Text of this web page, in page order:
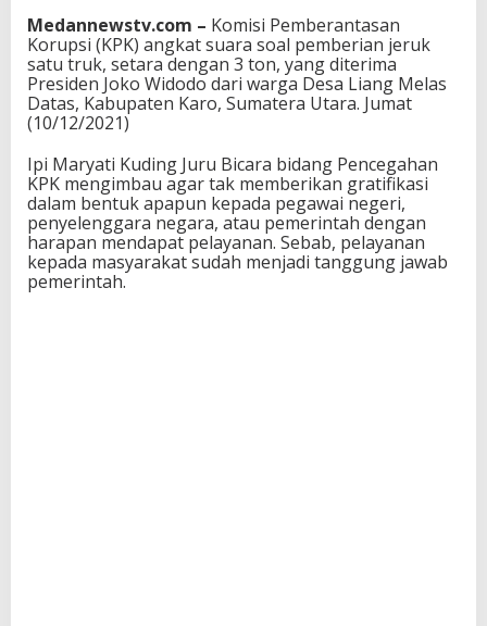
Medannewstv.com – Komisi Pemberantasan
Korupsi (KPK) angkat suara soal pemberian jeruk
satu truk, setara dengan 3 ton, yang diterima
Presiden Joko Widodo dari warga Desa Liang Melas
Datas, Kabupaten Karo, Sumatera Utara. Jumat
(10/12/2021)
Ipi Maryati Kuding Juru Bicara bidang Pencegahan
KPK mengimbau agar tak memberikan gratifikasi
dalam bentuk apapun kepada pegawai negeri,
penyelenggara negara, atau pemerintah dengan
harapan mendapat pelayanan. Sebab, pelayanan
kepada masyarakat sudah menjadi tanggung jawab
pemerintah.